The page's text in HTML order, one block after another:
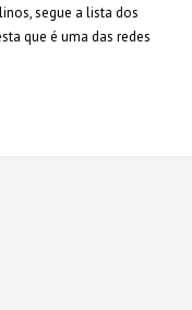
segue a lista dos
que é uma das redes